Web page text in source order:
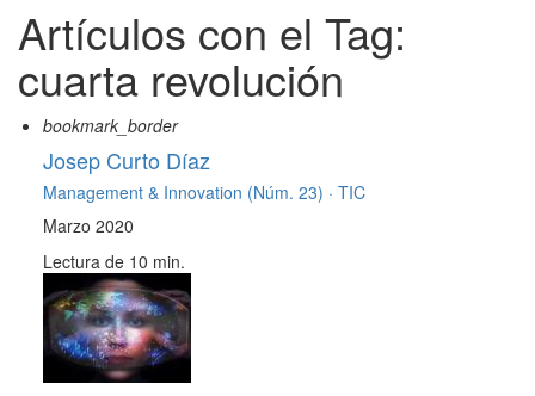
Artículos con el Tag:
cuarta revolución
bookmark_border
Josep Curto Díaz
Management & Innovation (Núm. 23) · TIC
Marzo 2020
Lectura de 10 min.